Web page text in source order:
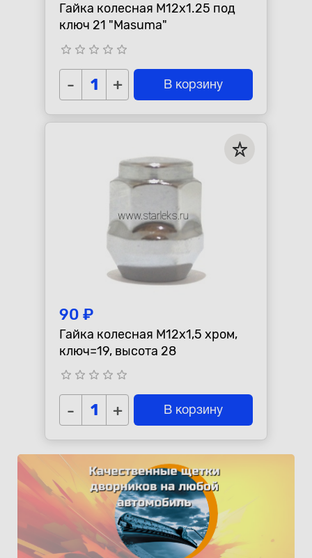
Гайка колесная M12x1.25 под
ключ 21 "Masuma"
star_border star_border star_border star_border star_border
- + В корзину
90 ₽
Гайка колесная M12x1,5 хром,
ключ=19, высота 28
star_border star_border star_border star_border star_border
- + В корзину